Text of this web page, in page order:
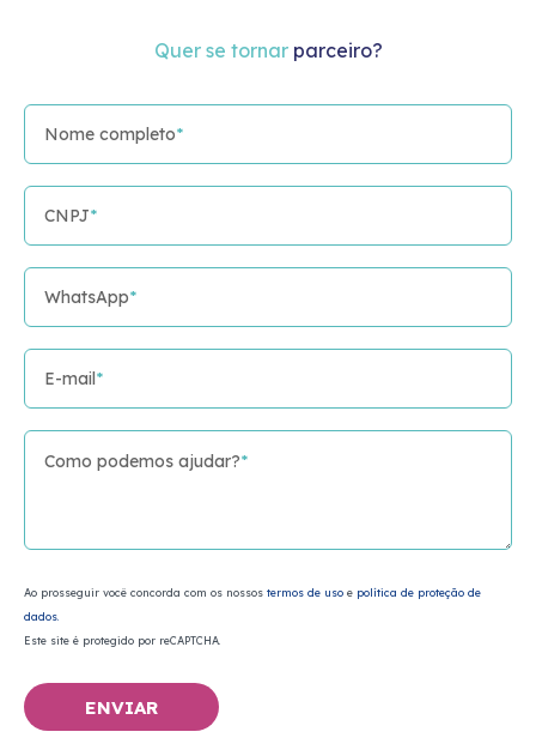
Quer se tornar parceiro?
Nome completo*
CNPJ*
WhatsApp*
E-mail*
Como podemos ajudar?*
Ao prosseguir você concorda com os nossos termos de uso e política de proteção de
dados.
Este site é protegido por reCAPTCHA.
ENVIAR